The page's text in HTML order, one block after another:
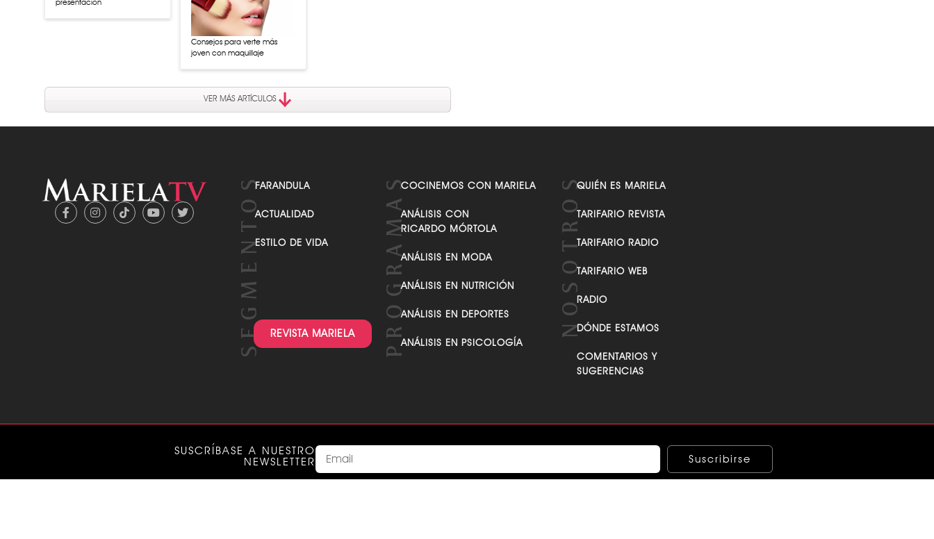
Consejos para verte más
joven con maquillaje
VER MÁS ARTÍCULOS
ACTUALIDAD
ESTILO DE VIDA
REVISTA MARIELA
COCINEMOS CON MARIELA
ANÁLISIS CON
ANÁLISIS EN MODA
ANÁLISIS EN DEPORTES
ANÁLISIS EN PSICOLOGÍA
TARIFARIO REVISTA
RADIO
COMENTARIOS Y
SUSCRÍBASE A NUESTRO
Suscribirse